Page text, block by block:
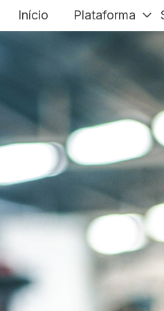
Início Plataforma